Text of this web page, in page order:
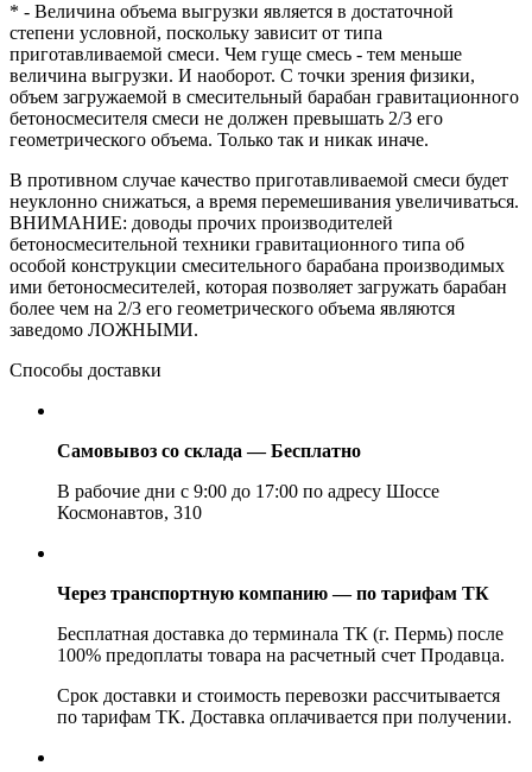
* - Величина объема выгрузки является в достаточной
степени условной, поскольку зависит от типа
приготавливаемой смеси. Чем гуще смесь - тем меньше
величина выгрузки. И наоборот. С точки зрения физики,
объем загружаемой в смесительный барабан гравитационного
бетоносмесителя смеси не должен превышать 2/3 его
геометрического объема. Только так и никак иначе.
В противном случае качество приготавливаемой смеси будет
неуклонно снижаться, а время перемешивания увеличиваться.
ВНИМАНИЕ: доводы прочих производителей
бетоносмесительной техники гравитационного типа об
особой конструкции смесительного барабана производимых
ими бетоносмесителей, которая позволяет загружать барабан
более чем на 2/3 его геометрического объема являются
заведомо ЛОЖНЫМИ.
Способы доставки
Самовывоз со склада — Бесплатно
В рабочие дни с 9:00 до 17:00 по адресу Шоссе
Космонавтов, 310
Через транспортную компанию — по тарифам ТК
Бесплатная доставка до терминала ТК (г. Пермь) после
100% предоплаты товара на расчетный счет Продавца.
Срок доставки и стоимость перевозки рассчитывается
по тарифам ТК. Доставка оплачивается при получении.